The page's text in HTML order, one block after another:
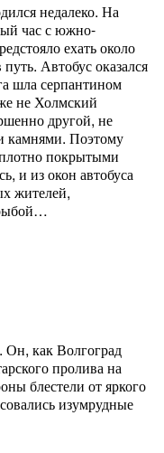
недалеко. На
час с южно-
ехать около
Автобус оказался
шла серпантином
не Холмский
другой, не
камнями. Поэтому
покрытыми
и из окон автобуса
жителей,
Он, как Волгоград
пролива на
блестели от яркого
изумрудные